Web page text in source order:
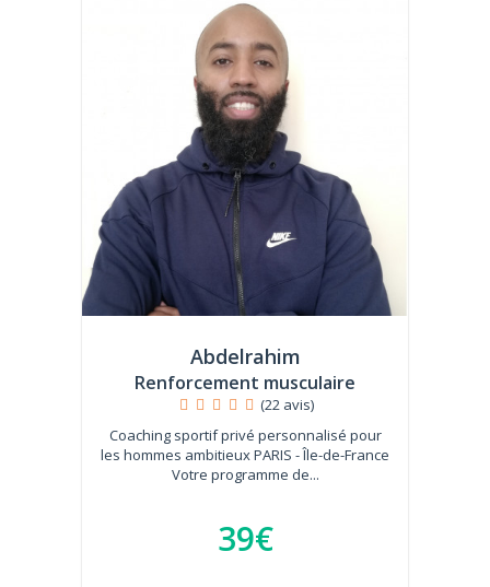
Abdelrahim
Renforcement musculaire
(22 avis)
Coaching sportif privé personnalisé pour
les hommes ambitieux PARIS - Île-de-France
Votre programme de...
39€